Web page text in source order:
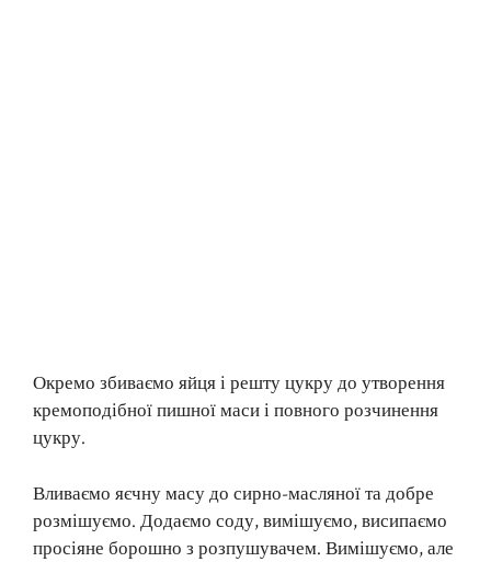
Окремо збиваємо яйця і решту цукру до утворення
кремоподібної пишної маси і повного розчинення
цукру.
Вливаємо яєчну масу до сирно-масляної та добре
розмішуємо. Додаємо соду, вимішуємо, висипаємо
просіяне борошно з розпушувачем. Вимішуємо, але